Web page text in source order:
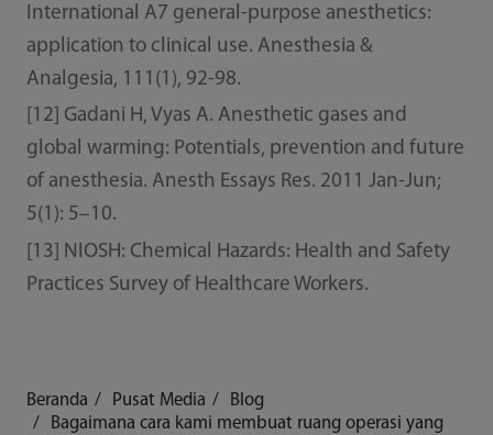
International A7 general-purpose anesthetics:
application to clinical use. Anesthesia &
Analgesia, 111(1), 92-98.
[12] Gadani H, Vyas A. Anesthetic gases and
global warming: Potentials, prevention and future
of anesthesia. Anesth Essays Res. 2011 Jan-Jun;
5(1): 5–10.
[13] NIOSH: Chemical Hazards: Health and Safety
Practices Survey of Healthcare Workers.
Beranda Pusat Media
Blog
Bagaimana cara kami membuat ruang operasi yang